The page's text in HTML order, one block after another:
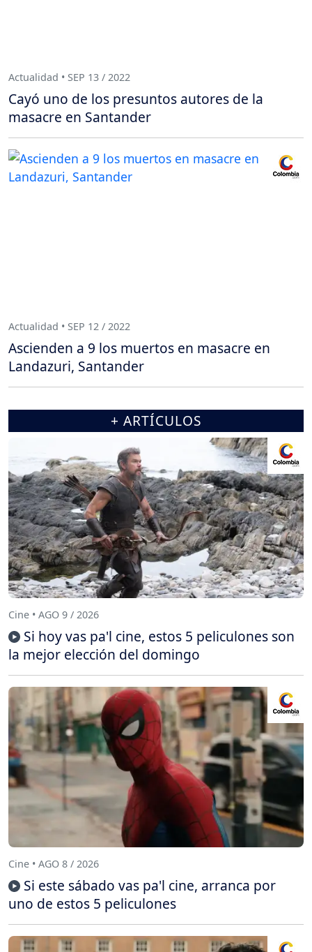
Actualidad • SEP 13 / 2022
Cayó uno de los presuntos autores de la
masacre en Santander
Actualidad • SEP 12 / 2022
Ascienden a 9 los muertos en masacre en
Landazuri, Santander
+ ARTÍCULOS
Cine • AGO 9 / 2026
Si hoy vas pa'l cine, estos 5 peliculones son
la mejor elección del domingo
Cine • AGO 8 / 2026
Si este sábado vas pa'l cine, arranca por
uno de estos 5 peliculones